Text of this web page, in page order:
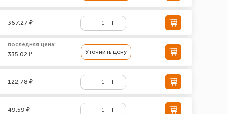
367.27 ₽
последняя цена:
335.02 ₽ Уточнить цену
122.78 ₽
49.59 ₽